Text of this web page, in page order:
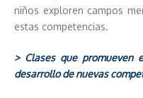
niños exploren campos
estas competencias.
> Clases que promueven
desarrollo de nuevas